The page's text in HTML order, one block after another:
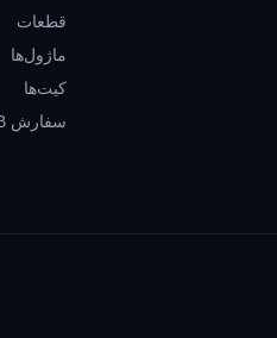
قطعات
ماژول‌ها
کیت‌ها
سفارش PCB